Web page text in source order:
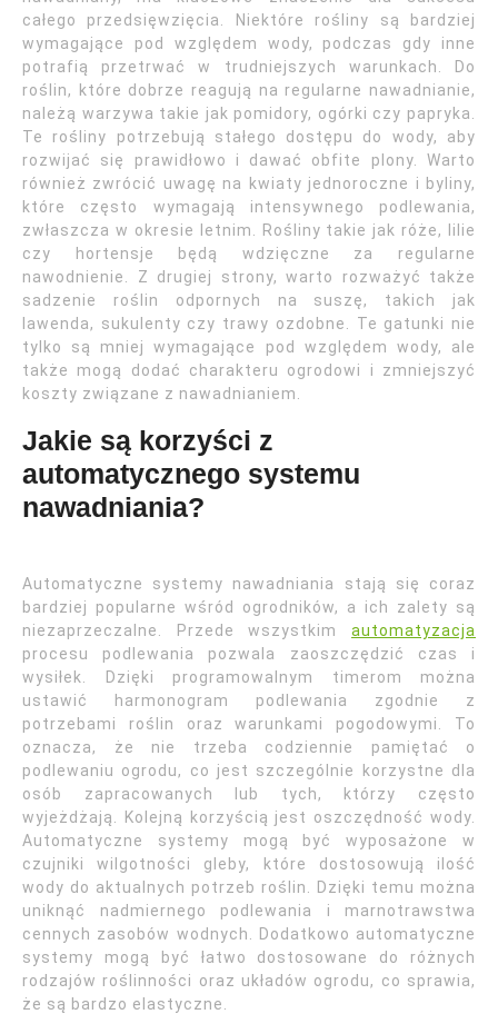
całego przedsięwzięcia. Niektóre rośliny są bardziej
wymagające pod względem wody, podczas gdy inne
potrafią przetrwać w trudniejszych warunkach. Do
roślin, które dobrze reagują na regularne nawadnianie,
należą warzywa takie jak pomidory, ogórki czy papryka.
Te rośliny potrzebują stałego dostępu do wody, aby
rozwijać się prawidłowo i dawać obfite plony. Warto
również zwrócić uwagę na kwiaty jednoroczne i byliny,
które często wymagają intensywnego podlewania,
zwłaszcza w okresie letnim. Rośliny takie jak róże, lilie
czy hortensje będą wdzięczne za regularne
nawodnienie. Z drugiej strony, warto rozważyć także
sadzenie roślin odpornych na suszę, takich jak
lawenda, sukulenty czy trawy ozdobne. Te gatunki nie
tylko są mniej wymagające pod względem wody, ale
także mogą dodać charakteru ogrodowi i zmniejszyć
koszty związane z nawadnianiem.
Jakie są korzyści z
automatycznego systemu
nawadniania?
Automatyczne systemy nawadniania stają się coraz
bardziej popularne wśród ogrodników, a ich zalety są
niezaprzeczalne. Przede wszystkim automatyzacja
procesu podlewania pozwala zaoszczędzić czas i
wysiłek. Dzięki programowalnym timerom można
ustawić harmonogram podlewania zgodnie z
potrzebami roślin oraz warunkami pogodowymi. To
oznacza, że nie trzeba codziennie pamiętać o
podlewaniu ogrodu, co jest szczególnie korzystne dla
osób zapracowanych lub tych, którzy często
wyjeżdżają. Kolejną korzyścią jest oszczędność wody.
Automatyczne systemy mogą być wyposażone w
czujniki wilgotności gleby, które dostosowują ilość
wody do aktualnych potrzeb roślin. Dzięki temu można
uniknąć nadmiernego podlewania i marnotrawstwa
cennych zasobów wodnych. Dodatkowo automatyczne
systemy mogą być łatwo dostosowane do różnych
rodzajów roślinności oraz układów ogrodu, co sprawia,
że są bardzo elastyczne.